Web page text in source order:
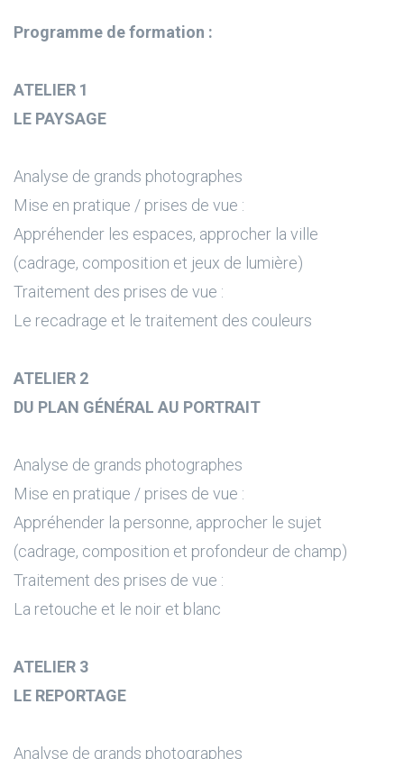
Programme de formation :
ATELIER 1
LE PAYSAGE
Analyse de grands photographes
Mise en pratique / prises de vue :
Appréhender les espaces, approcher la ville
(cadrage, composition et jeux de lumière)
Traitement des prises de vue :
Le recadrage et le traitement des couleurs
ATELIER 2
DU PLAN GÉNÉRAL AU PORTRAIT
Analyse de grands photographes
Mise en pratique / prises de vue :
Appréhender la personne, approcher le sujet
(cadrage, composition et profondeur de champ)
Traitement des prises de vue :
La retouche et le noir et blanc
ATELIER 3
LE REPORTAGE
Analyse de grands photographes